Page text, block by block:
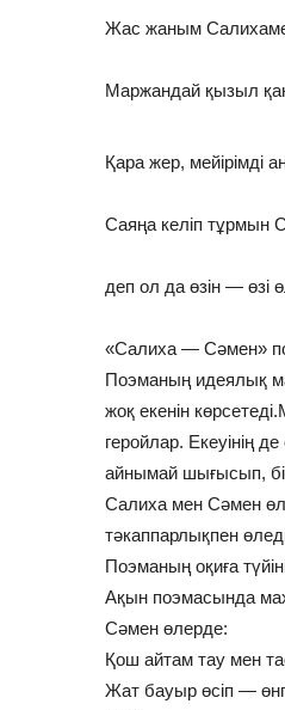
Жас жаным
Маржандай қызыл
Қара жер, мейірімді
Саяңа келіп тұрмын
деп ол да өзін — өзі
«Салиха — Сәмен»
Поэманың идеялық
жоқ екенін
геройлар. Екеуінің
айнымай шығысып,
Салиха мен Сәмен
тәкаппарлықпен
Поэманың оқиға
Ақын поэмасында
Сәмен өлерде:
Қош айтам тау мен
Жат бауыр өсіп —